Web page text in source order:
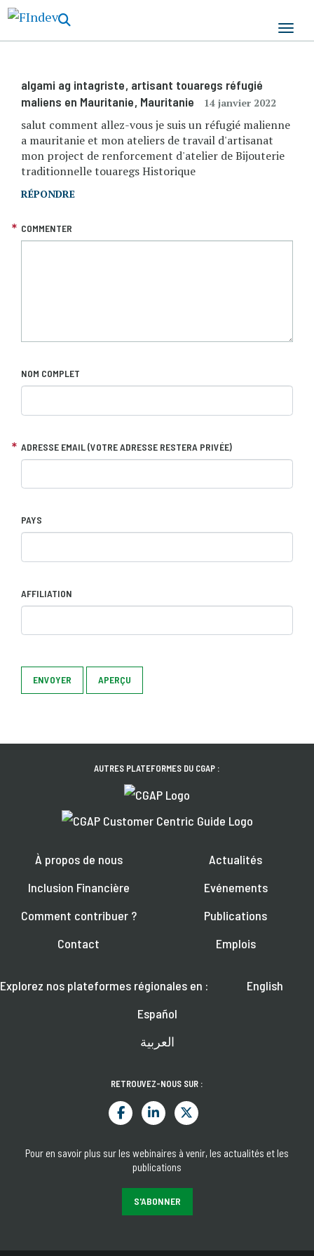
algami ag intagriste, artisant touaregs réfugié
maliens en Mauritanie, Mauritanie 14 janvier 2022
salut comment allez-vous je suis un réfugié malienne
a mauritanie et mon ateliers de travail d'artisanat
mon project de renforcement d'atelier de Bijouterie
traditionnelle touaregs Historique
RÉPONDRE
COMMENTER
NOM COMPLET
ADRESSE EMAIL (VOTRE ADRESSE RESTERA PRIVÉE)
PAYS
AFFILIATION
ENVOYER APERÇU
AUTRES PLATEFORMES DU CGAP :
À propos de nous
Inclusion Financière
Comment contribuer ?
Contact
Actualités
Evénements
Publications
Emplois
Explorez nos plateformes régionales en :
English
Español
العربية
RETROUVEZ-NOUS SUR :
Pour en savoir plus sur les webinaires à venir, les actualités et les
publications
S'ABONNER